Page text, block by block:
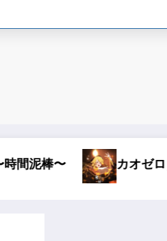
カオゼロ_02〜オルレア考察〜